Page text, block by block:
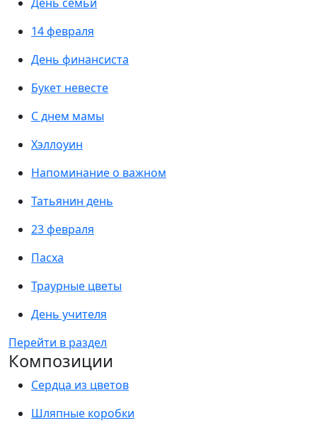
14 февраля
День финансиста
Букет невесте
С днем мамы
Хэллоуин
Напоминание о важном
Татьянин день
23 февраля
Пасха
Траурные цветы
День учителя
Перейти в раздел
Композиции
Сердца из цветов
Шляпные коробки